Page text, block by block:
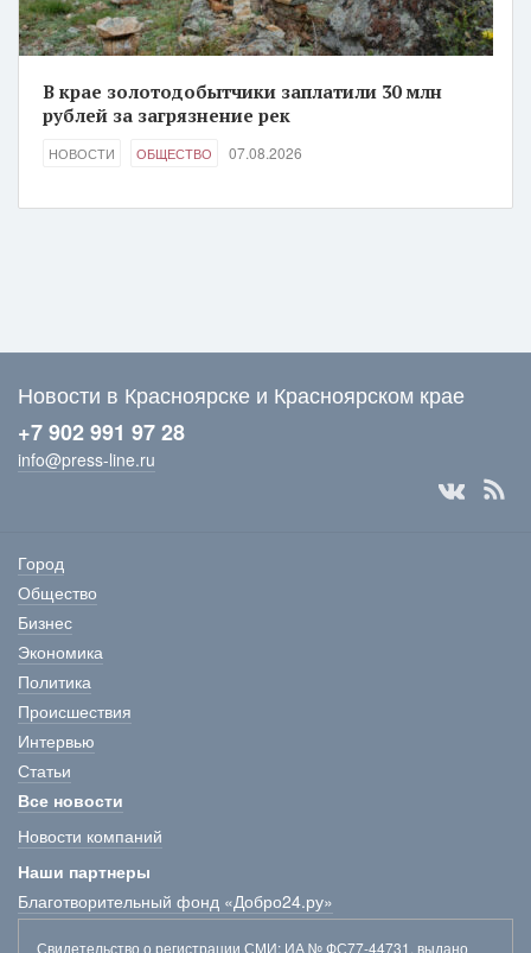
В крае золотодобытчики заплатили 30 млн
рублей за загрязнение рек
НОВОСТИ ОБЩЕСТВО 07.08.2026
Новости в Красноярске и Красноярском крае
+7 902 991 97 28
info@press-line.ru
Город
Общество
Бизнес
Экономика
Политика
Происшествия
Интервью
Статьи
Все новости
Новости компаний
Наши партнеры
Благотворительный фонд «Добро24.ру»
Свидетельство о регистрации СМИ: ИА № ФС77-44731, выдано